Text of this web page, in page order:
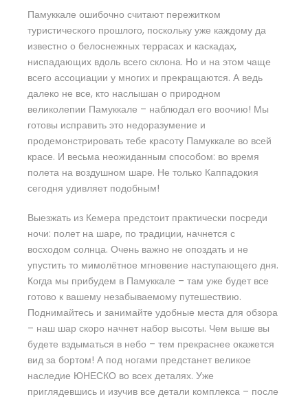
Памуккале ошибочно считают пережитком
туристического прошлого, поскольку уже каждому да
известно о белоснежных террасах и каскадах,
ниспадающих вдоль всего склона. Но и на этом чаще
всего ассоциации у многих и прекращаются. А ведь
далеко не все, кто наслышан о природном
великолепии Памуккале – наблюдал его воочию! Мы
готовы исправить это недоразумение и
продемонстрировать тебе красоту Памуккале во всей
красе. И весьма неожиданным способом: во время
полета на воздушном шаре. Не только Каппадокия
сегодня удивляет подобным!
Выезжать из Кемера предстоит практически посреди
ночи: полет на шаре, по традиции, начнется с
восходом солнца. Очень важно не опоздать и не
упустить то мимолётное мгновение наступающего дня.
Когда мы прибудем в Памуккале – там уже будет все
готово к вашему незабываемому путешествию.
Поднимайтесь и занимайте удобные места для обзора
– наш шар скоро начнет набор высоты. Чем выше вы
будете вздыматься в небо – тем прекраснее окажется
вид за бортом! А под ногами предстанет великое
наследие ЮНЕСКО во всех деталях. Уже
приглядевшись и изучив все детали комплекса – после